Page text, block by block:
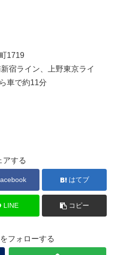
1719
宿ライン、上野東京ライ
車で約11分
アする
はてブ
LINE コピー
フォローする